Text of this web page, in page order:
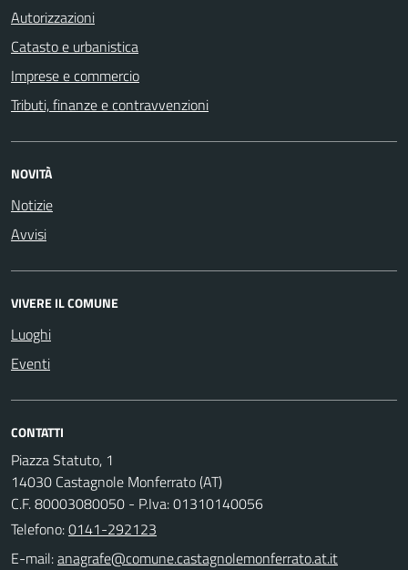
Autorizzazioni
Catasto e urbanistica
Imprese e commercio
Tributi, finanze e contravvenzioni
NOVITÀ
Notizie
Avvisi
VIVERE IL COMUNE
Luoghi
Eventi
CONTATTI
Piazza Statuto, 1
14030 Castagnole Monferrato (AT)
C.F. 80003080050 - P.Iva: 01310140056
Telefono:0141-292123
E-mail: